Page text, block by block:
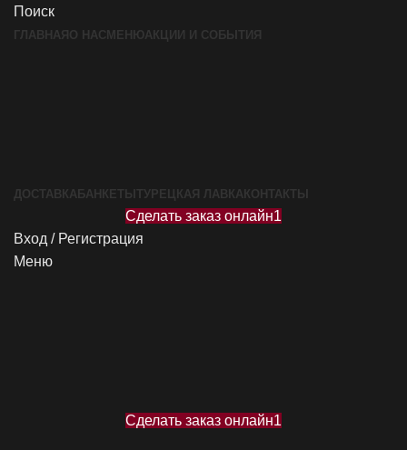
Поиск
ГЛАВНАЯ О НАС МЕНЮАКЦИИ И СОБЫТИЯ
ДОСТАВКА БАНКЕТЫ ТУРЕЦКАЯ ЛАВКА КОНТАКТЫ
Сделать заказ онлайн1
Вход / Регистрация
Меню
Сделать заказ онлайн1